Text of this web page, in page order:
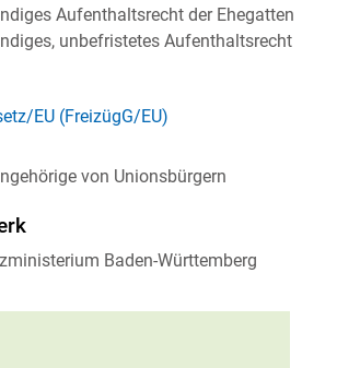
Aufenthaltsrecht der Ehegatten
unbefristetes Aufenthaltsrecht
EU (FreizügG/EU)
von Unionsbürgern
Baden-Württemberg